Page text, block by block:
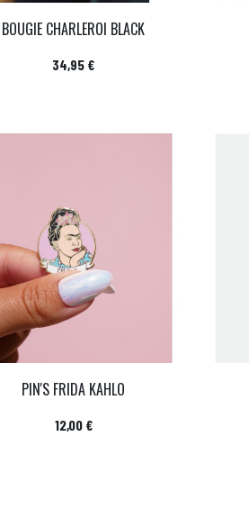
BOUGIE CHARLEROI BLACK
Prix
34,95 €
PIN'S FRIDA KAHLO
Prix
12,00 €